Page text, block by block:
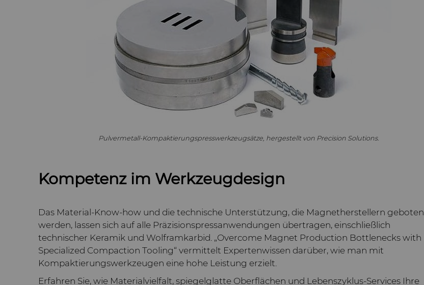
Pulvermetall-Kompaktierungspresswerkzeugsätze, hergestellt von Precision Solutions.
Kompetenz im Werkzeugdesign
Das Material-Know-how und die technische Unterstützung, die Magnetherstellern geboten
werden, lassen sich auf alle Präzisionspressanwendungen übertragen, einschließlich
technischer Keramik und Wolframkarbid. „Overcome Magnet Production Bottlenecks with
Specialized Compaction Tooling“ vermittelt Expertenwissen darüber, wie man mit
Kompaktierungswerkzeugen eine hohe Leistung erzielt.
Erfahren Sie, wie Materialvielfalt, spiegelglatte Oberflächen und Lebenszyklus-Services Ihre